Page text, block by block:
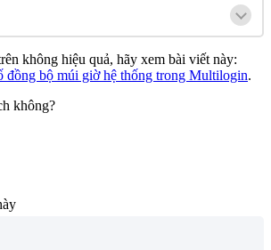
không hiệu quả, hãy xem bài viết này:
đồng bộ múi giờ hệ thống trong Multilogin.
không?